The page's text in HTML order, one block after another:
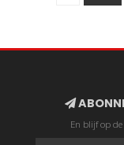
En blijf op